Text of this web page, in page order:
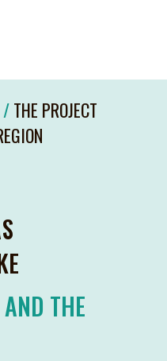
/THE PROJECT
THE